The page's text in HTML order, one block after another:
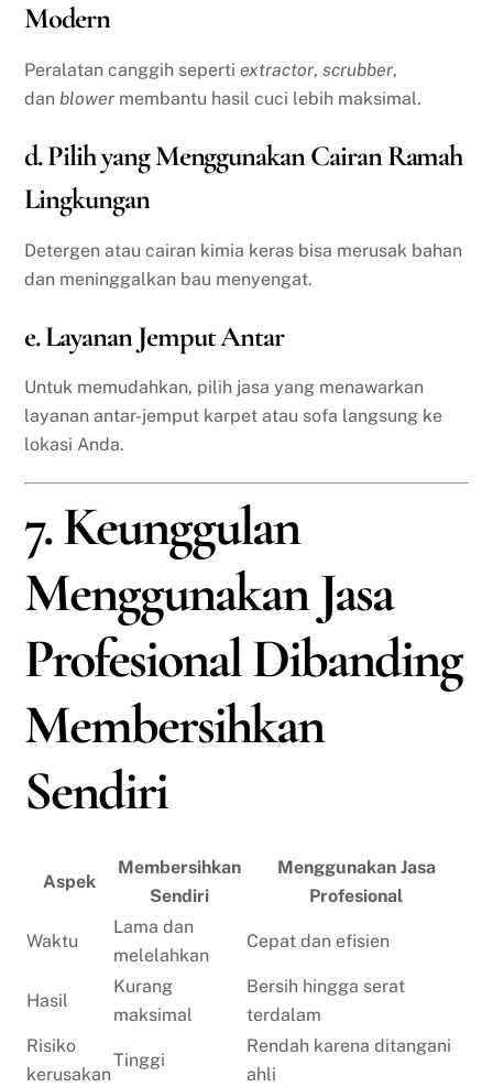
Modern
Peralatan canggih sepertiextractor,scrubber,
dan blower membantu hasil cuci lebih maksimal.
d. Pilih yang Menggunakan Cairan Ramah
Lingkungan
Detergen atau cairan kimia keras bisa merusak bahan
dan meninggalkan bau menyengat.
e. Layanan Jemput Antar
Untuk memudahkan, pilih jasa yang menawarkan
layanan antar-jemput karpet atau sofa langsung ke
lokasi Anda.
7. Keunggulan
Menggunakan Jasa
Profesional Dibanding
Membersihkan
Sendiri
Aspek
Membersihkan
Sendiri
Menggunakan Jasa
Profesional
Waktu
Lama dan
melelahkan
Cepat dan efisien
Hasil
Kurang
maksimal
Bersih hingga serat
terdalam
Risiko
kerusakan
Tinggi
Rendah karena ditangani
ahli